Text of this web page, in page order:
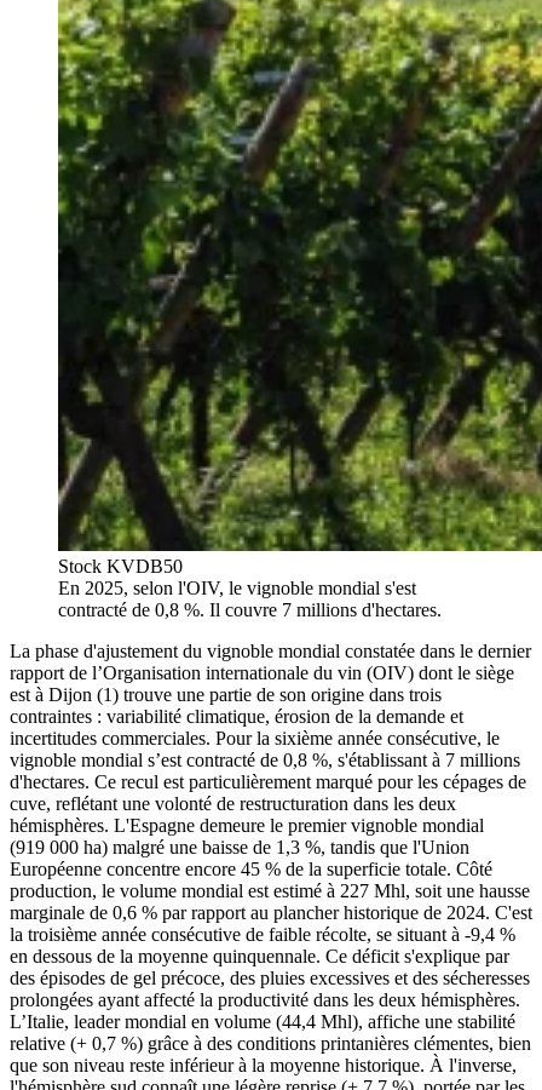
Stock KVDB50
En 2025, selon l'OIV, le vignoble mondial s'est
contracté de 0,8 %. Il couvre 7 millions d'hectares.
La phase d'ajustement du vignoble mondial constatée dans le dernier
rapport de l’Organisation internationale du vin (OIV) dont le siège
est à Dijon (1) trouve une partie de son origine dans trois
contraintes : variabilité climatique, érosion de la demande et
incertitudes commerciales. Pour la sixième année consécutive, le
vignoble mondial s’est contracté de 0,8 %, s'établissant à 7 millions
d'hectares. Ce recul est particulièrement marqué pour les cépages de
cuve, reflétant une volonté de restructuration dans les deux
hémisphères. L'Espagne demeure le premier vignoble mondial
(919 000 ha) malgré une baisse de 1,3 %, tandis que l'Union
Européenne concentre encore 45 % de la superficie totale. Côté
production, le volume mondial est estimé à 227 Mhl, soit une hausse
marginale de 0,6 % par rapport au plancher historique de 2024. C'est
la troisième année consécutive de faible récolte, se situant à -9,4 %
en dessous de la moyenne quinquennale. Ce déficit s'explique par
des épisodes de gel précoce, des pluies excessives et des sécheresses
prolongées ayant affecté la productivité dans les deux hémisphères.
L’Italie, leader mondial en volume (44,4 Mhl), affiche une stabilité
relative (+ 0,7 %) grâce à des conditions printanières clémentes, bien
que son niveau reste inférieur à la moyenne historique. À l'inverse,